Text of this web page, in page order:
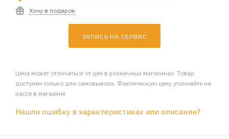
Хочу в подарок
ЗАПИСЬ НА СЕРВИС
Цена может отличаться от цен в розничных магазинах. Товар
доступен только для самовывоза. Фактическую цену уточняйте на
кассе в магазине
Нашли ошибку в характеристиках или описании?